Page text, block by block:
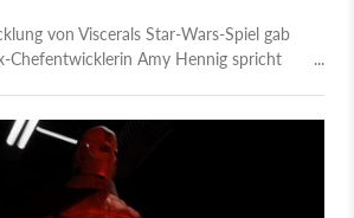
von Viscerals Star-Wars-Spiel gab
Chefentwicklerin Amy Hennig spricht